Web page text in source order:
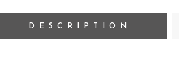
DESCRIPTION